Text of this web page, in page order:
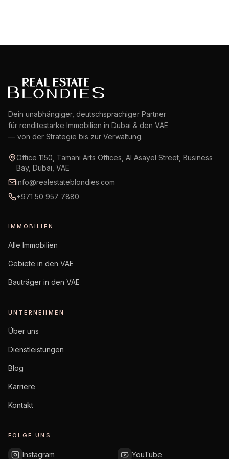
Dein unabhängiger, deutschsprachiger Partner
für renditestarke Immobilien in Dubai & den VAE
— von der Strategie bis zur Verwaltung.
Office 1150, Tamani Arts Offices, Al Asayel Street, Business
Bay, Dubai, VAE
info@realestateblondies.com
+971 50 957 7880
IMMOBILIEN
Alle Immobilien
Gebiete in den VAE
Bauträger in den VAE
UNTERNEHMEN
Über uns
Dienstleistungen
Blog
Karriere
Kontakt
FOLGE UNS
Instagram YouTube